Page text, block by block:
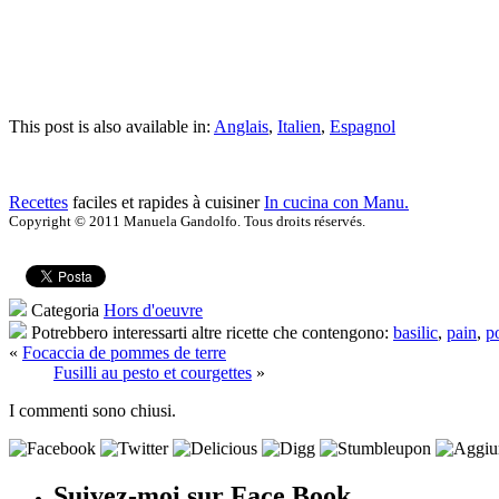
This post is also available in: Anglais, Italien, Espagnol
Recettes faciles et rapides à cuisinerIn cucina con Manu.
Copyright © 2011 Manuela Gandolfo. Tous droits réservés.
Categoria Hors d'oeuvre
Potrebbero interessarti altre ricette che contengono: basilic, pain,
« Focaccia de pommes de terre
Fusilli au pesto et courgettes »
I commenti sono chiusi.